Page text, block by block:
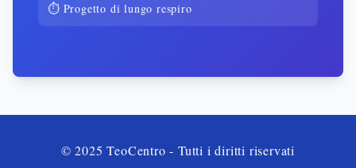
⏱️ Progetto di lungo respiro
© 2025 TeoCentro - Tutti i diritti riservati